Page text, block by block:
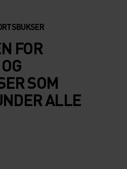
FOR
SOM
ALLE